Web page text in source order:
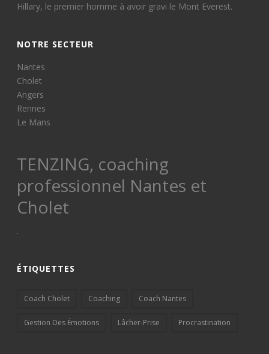
Hillary, le premier homme à avoir gravi le Mont Everest.
NOTRE SECTEUR
Nantes
Cholet
Angers
Rennes
Le Mans
TENZING, coaching
professionnel Nantes et
Cholet
.
ÉTIQUETTES
Coach Cholet Coaching Coach Nantes
Gestion Des Émotions Lâcher-Prise Procrastination